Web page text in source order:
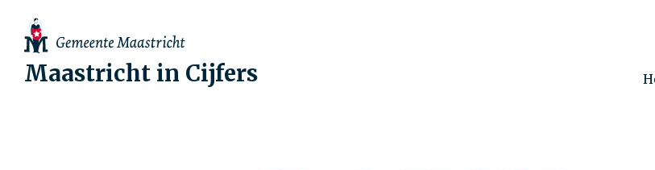
Maastricht in Cijfers